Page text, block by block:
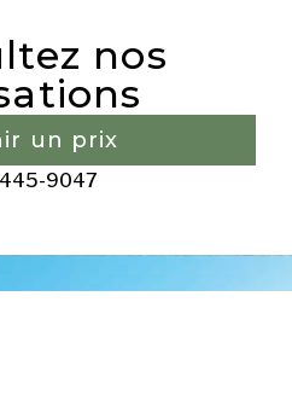
nos
un prix
445-9047